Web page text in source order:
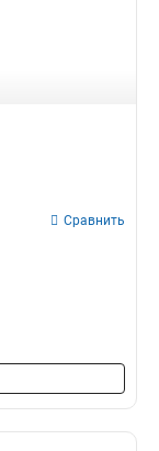
Сравнить